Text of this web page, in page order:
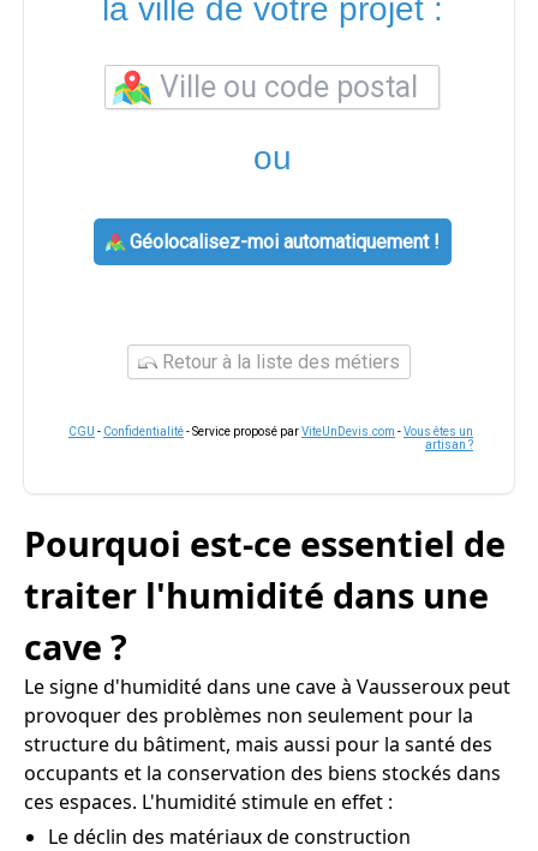
la ville de votre projet :
ou
Géolocalisez-moi automatiquement !
Retour à la liste des métiers
CGU - Confidentialité- Service proposé parViteUnDevis.com -Vous êtes un
artisan ?
Pourquoi est-ce essentiel de
traiter l'humidité dans une
cave ?
Le signe d'humidité dans une cave à Vausseroux peut
provoquer des problèmes non seulement pour la
structure du bâtiment, mais aussi pour la santé des
occupants et la conservation des biens stockés dans
ces espaces. L'humidité stimule en effet :
Le déclin des matériaux de construction